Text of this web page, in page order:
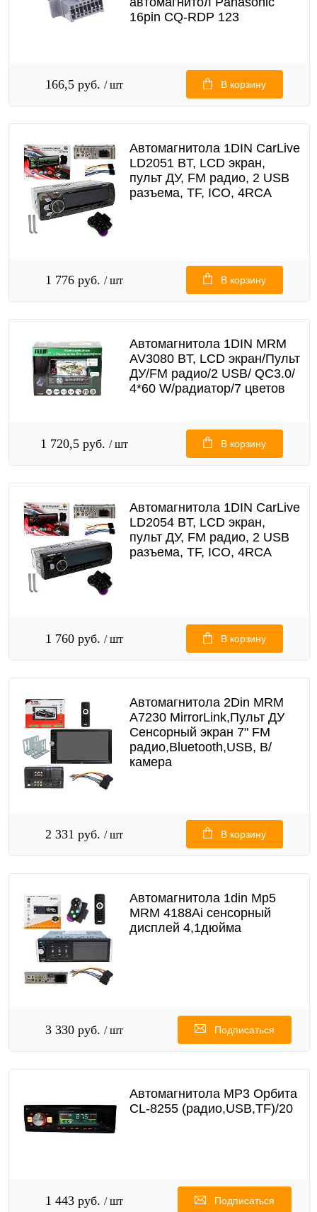
16pin CQ-RDP 123
166,5 руб. / шт В корзину
Автомагнитола 1DIN CarLive
LD2051 BT, LCD экран,
пульт ДУ, FM радио, 2 USB
разъема, TF, ICO, 4RCA
1 776 руб. / шт В корзину
Автомагнитола 1DIN MRM
AV3080 BT, LCD экран/Пульт
ДУ/FM радио/2 USB/ QC3.0/
4*60 W/радиатор/7 цветов
1 720,5 руб. / шт В корзину
Автомагнитола 1DIN CarLive
LD2054 BT, LCD экран,
пульт ДУ, FM радио, 2 USB
разъема, TF, ICO, 4RCA
1 760 руб. / шт В корзину
Автомагнитола 2Din MRM
A7230 MirrorLink,Пульт ДУ
Сенсорный экран 7" FM
радио,Bluetooth,USB, В/
камера
2 331 руб. / шт В корзину
Автомагнитола 1din Mp5
MRM 4188Ai сенсорный
дисплей 4,1дюйма
3 330 руб. / шт Подписаться
Автомагнитола MP3 Орбита
CL-8255 (радио,USB,TF)/20
1 443 руб. / шт Подписаться